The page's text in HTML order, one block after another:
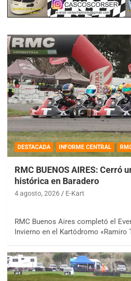
DESTACADA INFORME CENTRAL
RMC BUENOS AIRES: Cerró
histórica en Baradero
4 agosto, 2026 E-Kart
RMC Buenos Aires completó el
Invierno en el Kartódromo «Ramiro